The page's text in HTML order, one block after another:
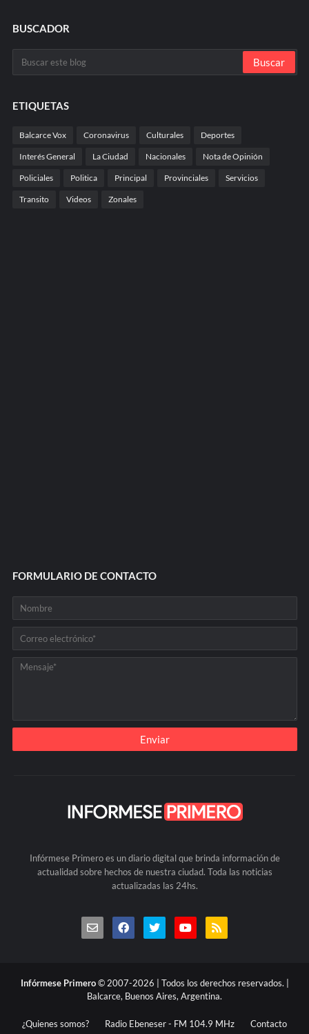
BUSCADOR
ETIQUETAS
Balcarce Vox Coronavirus Culturales Deportes
Interés General La Ciudad Nacionales Nota de Opinión
Policiales Politica Principal Provinciales Servicios
Transito Videos Zonales
FORMULARIO DE CONTACTO
Infórmese Primero es un diario digital que brinda información de
actualidad sobre hechos de nuestra ciudad. Toda las noticias
actualizadas las 24hs.
Infórmese Primero© 2007-2026 | Todos los derechos reservados. |
Balcarce, Buenos Aires, Argentina.
¿Quienes somos? Radio Ebeneser - FM 104.9 MHz Contacto